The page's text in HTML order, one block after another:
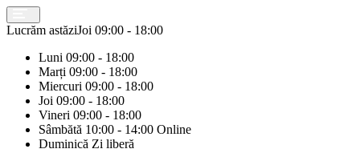
Lucrăm astăziJoi 09:00 - 18:00
Luni 09:00 - 18:00
Marți 09:00 - 18:00
Miercuri 09:00 - 18:00
Joi 09:00 - 18:00
Vineri 09:00 - 18:00
Sâmbătă 10:00 - 14:00 Online
Duminică Zi liberă